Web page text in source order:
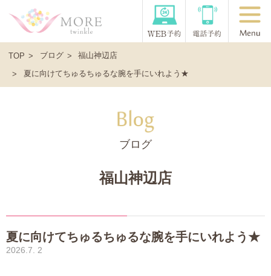
TOP ブログ 福山神辺店
夏に向けてちゅるちゅるな腕を手にいれよう★
ブログ
福山神辺店
夏に向けてちゅるちゅるな腕を手にいれよう★
2026.7. 2